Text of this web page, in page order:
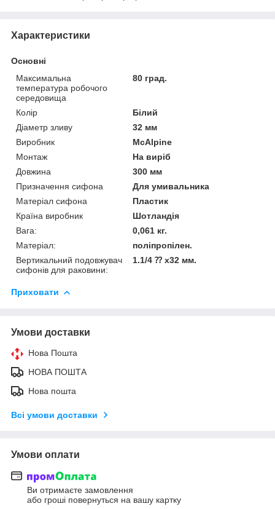
Характеристики
Основні
Максимальна
температура робочого
середовища
80 град.
Колір
Білий
Діаметр зливу
32 мм
Виробник
McAlpine
Монтаж
На виріб
Довжина
300 мм
Призначення сифона
Для умивальника
Матеріал сифона
Пластик
Країна виробник
Шотландія
Вага:
0,061 кг.
Матеріал:
поліпропілен.
Вертикальний подовжувач
сифонів для раковини:
1.1/4 ⁇ x32 мм.
Приховати
Умови доставки
Нова Пошта
НОВА ПОШТА
Нова пошта
Всі умови доставки
Умови оплати
Ви отримаєте замовлення
або гроші повернуться на вашу картку